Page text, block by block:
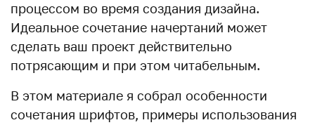
процессом во время создания дизайна.
Идеальное сочетание начертаний может
сделать ваш проект действительно
потрясающим и при этом читабельным.
В этом материале я собрал особенности
сочетания шрифтов, примеры использования